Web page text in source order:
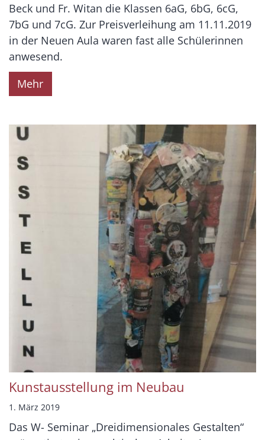
Beck und Fr. Witan die Klassen 6aG, 6bG, 6cG,
7bG und 7cG. Zur Preisverleihung am 11.11.2019
in der Neuen Aula waren fast alle Schülerinnen
anwesend.
Mehr
Kunstausstellung im Neubau
1. März 2019
Das W- Seminar „Dreidimensionales Gestalten“